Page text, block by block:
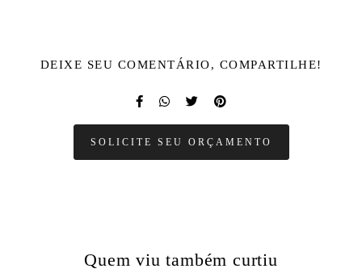
DEIXE SEU COMENTÁRIO, COMPARTILHE!
SOLICITE SEU ORÇAMENTO
Quem viu também curtiu